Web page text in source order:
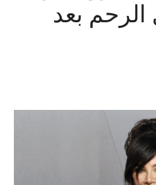
بعد